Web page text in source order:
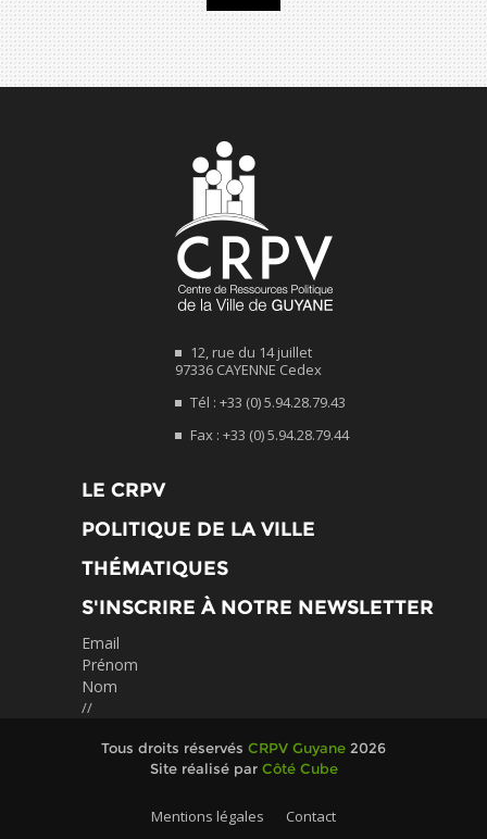
12, rue du 14 juillet
97336 CAYENNE Cedex
Tél : +33 (0) 5.94.28.79.43
Fax : +33 (0) 5.94.28.79.44
LE CRPV
POLITIQUE DE LA VILLE
THÉMATIQUES
S'INSCRIRE À NOTRE NEWSLETTER
Email
Prénom
Nom
//
Tous droits réservés CRPV Guyane 2026
Site réalisé par Côté Cube
Mentions légales Contact